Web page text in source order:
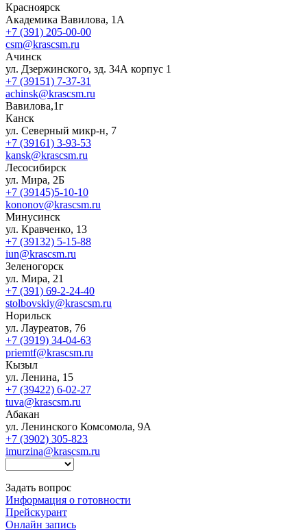
Красноярск
Академика Вавилова, 1А
+7 (391) 205-00-00
csm@krascsm.ru
Ачинск
ул. Дзержинского, зд. 34А корпус 1
+7 (39151) 7-37-31
achinsk@krascsm.ru
Вавилова,1г
Канск
ул. Северный микр-н, 7
+7 (39161) 3-93-53
kansk@krascsm.ru
Лесосибирск
ул. Мира, 2Б
+7 (39145)5-10-10
kononov@krascsm.ru
Минусинск
ул. Кравченко, 13
+7 (39132) 5-15-88
iun@krascsm.ru
Зеленогорск
ул. Мира, 21
+7 (391) 69-2-24-40
stolbovskiy@krascsm.ru
Норильск
ул. Лауреатов, 76
+7 (3919) 34-04-63
priemtf@krascsm.ru
Кызыл
ул. Ленина, 15
+7 (39422) 6-02-27
tuva@krascsm.ru
Абакан
ул. Ленинского Комсомола, 9А
+7 (3902) 305-823
imurzina@krascsm.ru
Задать вопрос
Информация о готовности
Прейскурант
Онлайн запись